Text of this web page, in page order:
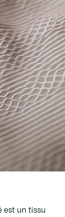
est un tissu